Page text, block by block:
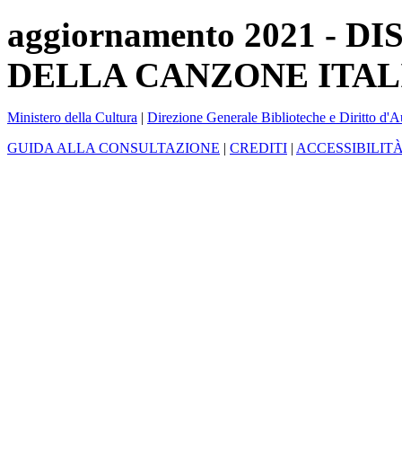
aggiornamento 2021 -
DELLA CANZONE
Ministero della Cultura | Direzione Generale Biblioteche e Diritto
GUIDA ALLA CONSULTAZIONE | CREDITI |